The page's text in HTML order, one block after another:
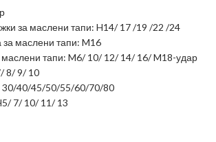
за маслени тапи: H14/ 17 /19 /22 /24
маслени тапи: M16
маслени тапи: M6/ 10/ 12/ 14/ 16/ M18-удар
8/ 9/ 10
30/40/45/50/55/60/70/80
7/ 10/ 11/ 13